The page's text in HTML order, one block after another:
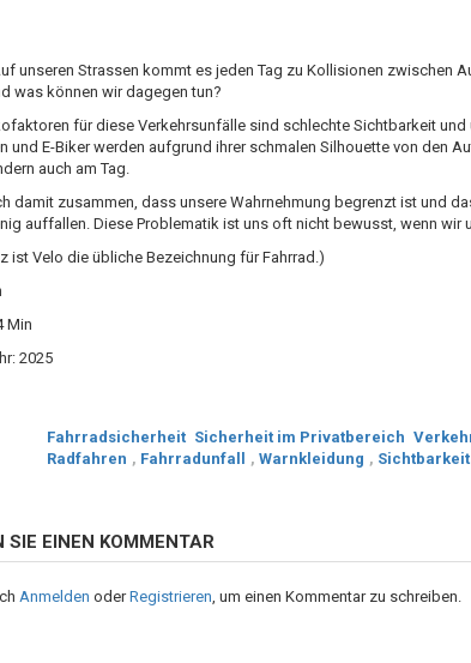
unseren Strassen kommt es jeden Tag zu Kollisionen zwischen
was können wir dagegen tun?
für diese Verkehrsunfälle sind schlechte Sichtbarkeit und
und E-Biker werden aufgrund ihrer schmalen Silhouette von den
auch am Tag.
damit zusammen, dass unsere Wahrnehmung begrenzt ist und
auffallen. Diese Problematik ist uns oft nicht bewusst, wenn wir
ist Velo die übliche Bezeichnung für Fahrrad.)
Min
2025
Fahrradsicherheit Sicherheit im Privatbereich
Radfahren , Fahrradunfall , Warnkleidung , Sichtbarkeit
SIE EINEN KOMMENTAR
Anmelden oderRegistrieren, um einen Kommentar zu schreiben.